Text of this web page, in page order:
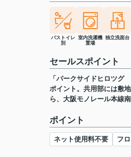
バストイレ
別
室内洗濯機
置場
独立洗面台
セールスポイント
「パークサイドヒロツグ
ポイント。共用部には敷
ら、大阪モノレール本線
ポイント
ネット使用料不要 フ